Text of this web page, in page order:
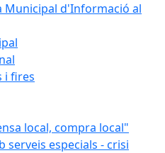
Municipal d'Informació al
i fires
local, compra local"
serveis especials - crisi